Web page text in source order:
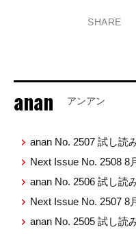
SHARE
anan アンアン
anan No. 2507 試し読
Next Issue No. 2508 8
anan No. 2506 試し読
Next Issue No. 2507 8
anan No. 2505 試し読